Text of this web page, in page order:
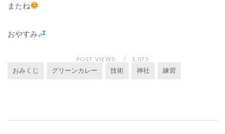
またね
おやすみ
POST VIEWS: 1,075
おみくじ グリーンカレー 技術 神社 練習